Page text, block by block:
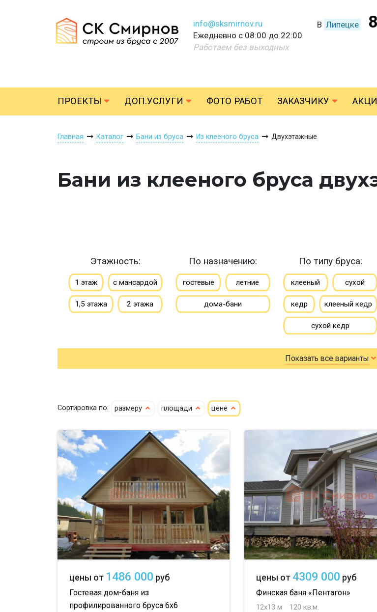
info@sksmirnov.ru
Ежедневно с 08:00 до 22:00
Работаем без выходных
В Липецке
ПРОЕКТЫ ДОП.УСЛУГИ ФОТО РАБОТ ЗАКАЗЧИКУ
Главная Каталог Бани из бруса Из клееного бруса Двухэтажные
Бани из клееного бруса
Этажность:
1 этаж с мансардой
1,5 этажа 2 этажа
По назначению:
гостевые летние
дома-бани
По типу бруса:
клееный сухой
кедр клееный кедр
сухой кедр
профилированный
100х150 150х150
Показать все варианты
Сортировка по: размеру площади цене
цены от 1486 000 руб
Гостевая дом-баня из
профилированного бруса 6х6
цены от 4309 000 руб
Финская баня «Пентагон»
12х13 м
120 кв.м.